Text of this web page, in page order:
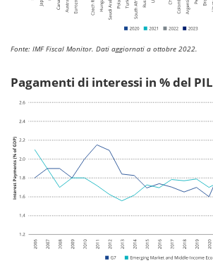
Fonte: IMF Fiscal Monitor. Dati aggiornati a ottobre 2022.
Pagamenti di interessi in % del PIL